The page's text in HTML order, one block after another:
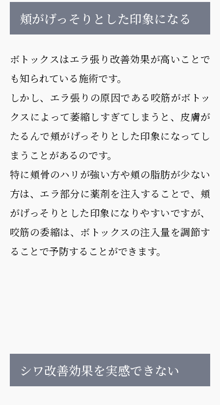
頬がげっそりとした印象になる
ボトックスはエラ張り改善効果が高いことで
も知られている施術です。
しかし、エラ張りの原因である咬筋がボトッ
クスによって萎縮しすぎてしまうと、皮膚が
たるんで頬がげっそりとした印象になってし
まうことがあるのです。
特に頬骨のハリが強い方や頬の脂肪が少ない
方は、エラ部分に薬剤を注入することで、頬
がげっそりとした印象になりやすいですが、
咬筋の委縮は、ボトックスの注入量を調節す
ることで予防することができます。
シワ改善効果を実感できない